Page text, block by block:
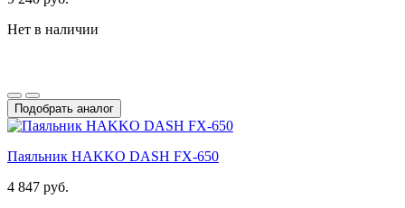
Нет в наличии
Подобрать аналог
Паяльник HAKKO DASH FX-650
4 847 руб.